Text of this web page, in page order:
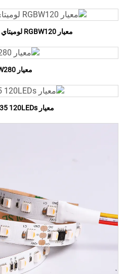
معيار RGBW120 لوميتاي STD RGBW120
معيار TW280
معيار W120 2835 120LEDs